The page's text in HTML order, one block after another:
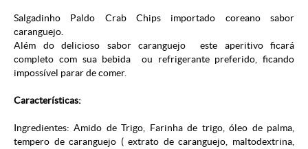
Salgadinho Paldo Crab Chips importado coreano sabor
caranguejo.
Além do delicioso sabor caranguejo este aperitivo ficará
completo com sua bebida ou refrigerante preferido, ficando
impossível parar de comer.
Características:
Ingredientes: Amido de Trigo, Farinha de trigo, óleo de palma,
tempero de caranguejo ( extrato de caranguejo, maltodextrina,